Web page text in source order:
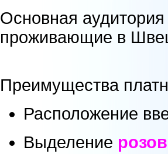
Основная аудитория
проживающие в
Преимущества
Расположение
Выделение